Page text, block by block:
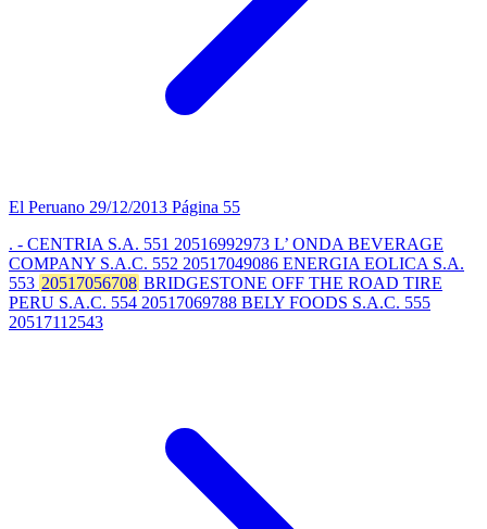
El Peruano 29/12/2013 Página 55
. - CENTRIA S.A. 551 20516992973 L’ ONDA BEVERAGE
COMPANY S.A.C. 552 20517049086 ENERGIA EOLICA S.A.
553 20517056708 BRIDGESTONE OFF THE ROAD TIRE
PERU S.A.C. 554 20517069788 BELY FOODS S.A.C. 555
20517112543